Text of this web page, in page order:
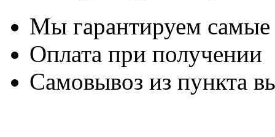
Мы гарантируем
Оплата при получении
Самовывоз из пункта